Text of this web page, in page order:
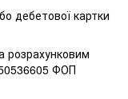
дебетової картки
розрахунковим
ФОП